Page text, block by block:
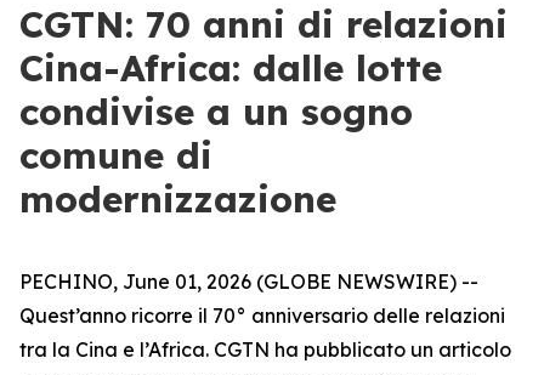
CGTN: 70 anni di relazioni
Cina-Africa: dalle lotte
condivise a un sogno
comune di
modernizzazione
PECHINO, June 01, 2026 (GLOBE NEWSWIRE) --
Quest’anno ricorre il 70° anniversario delle relazioni
tra la Cina e l’Africa. CGTN ha pubblicato un articolo